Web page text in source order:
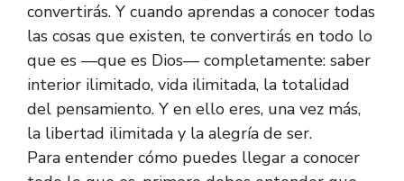
convertirás. Y cuando aprendas a conocer todas
las cosas que existen, te convertirás en todo lo
que es —que es Dios— completamente: saber
interior ilimitado, vida ilimitada, la totalidad
del pensamiento. Y en ello eres, una vez más,
la libertad ilimitada y la alegría de ser.
Para entender cómo puedes llegar a conocer